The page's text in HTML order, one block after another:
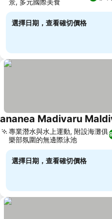
景, 多元國際美食
選擇日期，查看確切價格
ananea Madivaru
專業潛水與水上運動, 附設海灘俱
樂部氛圍的無邊際泳池
選擇日期，查看確切價格